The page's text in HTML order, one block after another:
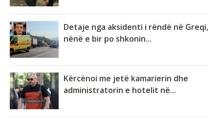
Detaje nga aksidenti i rëndë në Greqi,
nënë e bir po shkonin...
Kërcënoi me jetë kamarierin dhe
administratorin e hotelit në...